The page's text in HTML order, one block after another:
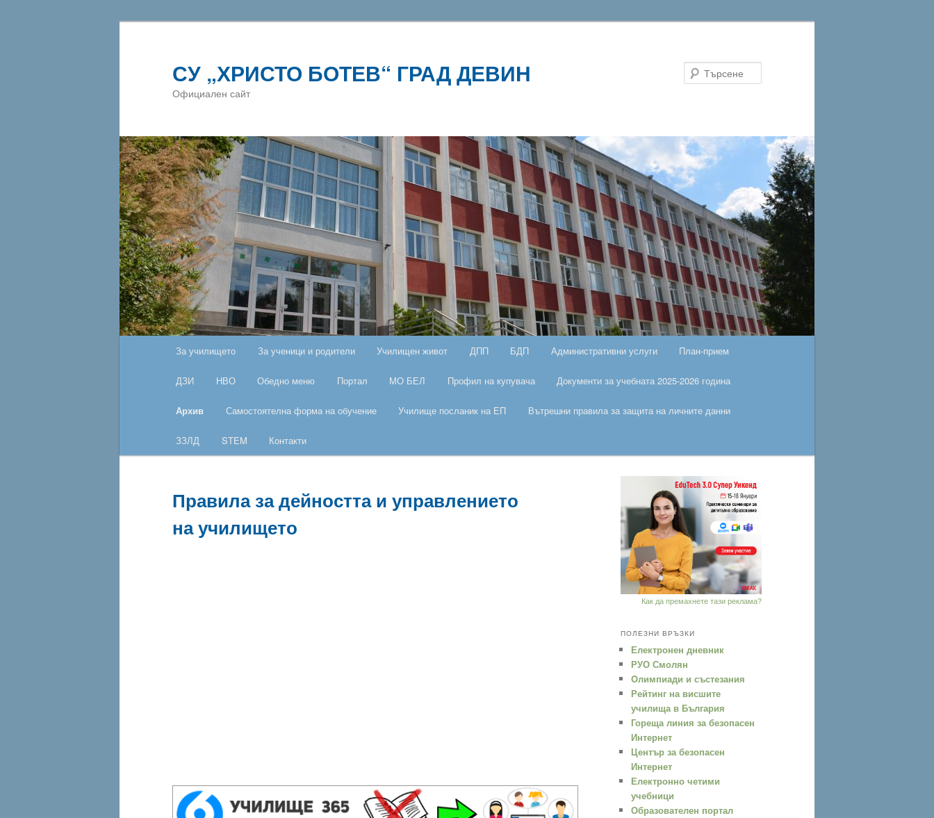
СУ „ХРИСТО БОТЕВ“ ГРАД ДЕВИН
Официален сайт
Към
основното
За училището За ученици и родители Училищен живот ДПП БДП Административни услуги План-прием
ДЗИ НВО Обедно меню Портал МО БЕЛ Профил на купувача Документи за учебната 2025-2026 година
Архив Самостоятелна форма на обучение Училище посланик на ЕП Вътрешни правила за защита на личните данни
ЗЗЛД STEM Контакти
Правила за дейността и управлението
на училището
Как да премахнете тази реклама?
ПОЛЕЗНИ ВРЪЗКИ
Електронен дневник
РУО Смолян
Oлимпиади и състезания
Рейтинг на висшите
училища в България
Гореща линия за безопасен
Интернет
Център за безопасен
Интернет
Електронно четими
учебници
Образователен портал